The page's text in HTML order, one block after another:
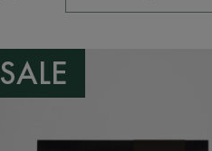
SALE